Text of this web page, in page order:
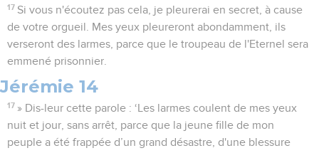
17 Si vous n'écoutez pas cela, je pleurerai en secret, à cause
de votre orgueil. Mes yeux pleureront abondamment, ils
verseront des larmes, parce que le troupeau de l'Eternel sera
emmené prisonnier.
Jérémie 14
17 » Dis-leur cette parole : ‘Les larmes coulent de mes yeux
nuit et jour, sans arrêt, parce que la jeune fille de mon
peuple a été frappée d’un grand désastre, d'une blessure